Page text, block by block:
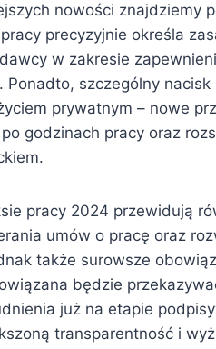
nowości znajdziemy
precyzyjnie określa
w zakresie
Ponadto, szczególny
prywatnym – nowe
po godzinach pracy oraz
pracy 2024 przewidują
umów o pracę oraz
także surowsze
będzie
już na etapie
transparentność i